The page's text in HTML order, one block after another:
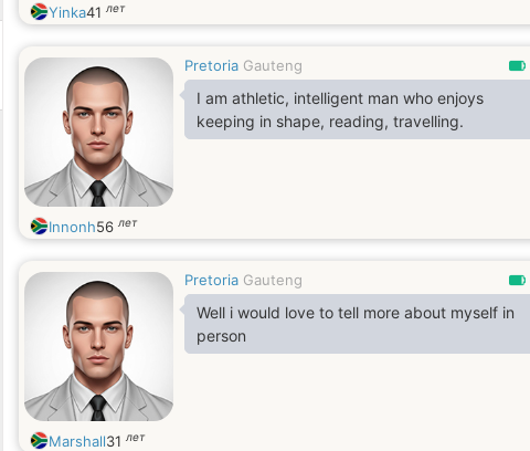
Yinka41 лет
Pretoria Gauteng
I am athletic, intelligent man who enjoys
keeping in shape, reading, travelling.
Innonh56 лет
Pretoria Gauteng
Well i would love to tell more about myself in
person
Marshall31 лет